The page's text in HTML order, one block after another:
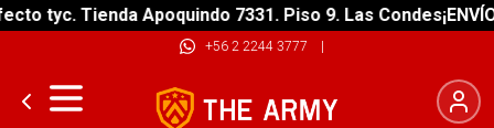
tyc. Tienda Apoquindo 7331. Piso 9. Las Condes
+56 2 2244 3777 |